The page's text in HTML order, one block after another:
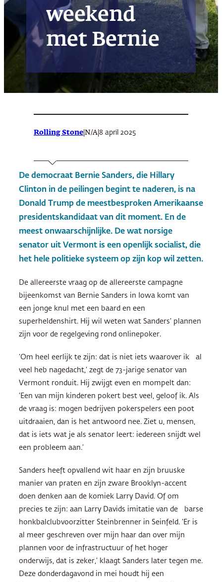
weekend
met Bernie
Rolling Stone N/A 8 april 2025
De democraat Bernie Sanders, die Hillary
Clinton in de peilingen begint te naderen, is na
Donald Trump de meestbesproken Amerikaanse
presidentskandidaat van dit moment. En de
meest onwaarschijnlijke. De wat norsige
senator uit Vermont is een openlijk socialist, die
het hele politieke systeem op zijn kop wil zetten.
De allereerste vraag op de allereerste campagne
bijeenkomst van Bernie Sanders in Iowa komt van
een jonge knul met een baard en een
superheldenshirt. Hij wil weten wat Sanders’ plannen
zijn voor de regelgeving rond onlinepoker.
‘Om heel eerlijk te zijn: dat is niet iets waarover ik al
veel heb nagedacht,’ zegt de 73-jarige senator van
Vermont ronduit. Hij zwijgt even en mompelt dan:
‘Een van mijn kinderen pokert best veel, geloof ik. Als
de vraag is: mogen bedrijven pokerspelers een poot
uitdraaien, dan is het antwoord nee. Ziet u, mensen,
dat is iets wat je als senator leert: iedereen snijdt wel
een probleem aan.’
Sanders heeft opvallend wit haar en zijn bruuske
manier van praten en zijn zware Brooklyn-accent
doen denken aan de komiek Larry David. Of om
precies te zijn: aan Larry Davids imitatie van de barse
honkbalclubvoorzitter Steinbrenner in Seinfeld. ‘Er is
al meer geschreven over mijn haar dan over mijn
plannen voor de infrastructuur of het hoger
onderwijs, dat is zeker,’ klaagt Sanders later tegen me.
Deze donderdagavond in mei houdt hij een